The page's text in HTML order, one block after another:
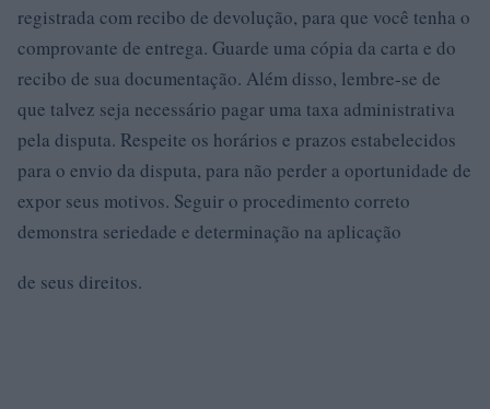
registrada com recibo de devolução, para que você tenha o
comprovante de entrega. Guarde uma cópia da carta e do
recibo de sua documentação. Além disso, lembre-se de
que talvez seja necessário pagar uma taxa administrativa
pela disputa. Respeite os horários e prazos estabelecidos
para o envio da disputa, para não perder a oportunidade de
expor seus motivos. Seguir o procedimento correto
demonstra seriedade e determinação na aplicação
de seus direitos.